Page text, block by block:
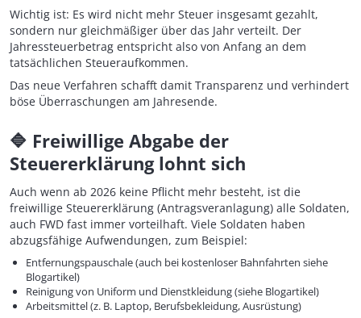
Wichtig ist: Es wird nicht mehr Steuer insgesamt gezahlt,
sondern nur gleichmäßiger über das Jahr verteilt. Der
Jahressteuerbetrag entspricht also von Anfang an dem
tatsächlichen Steueraufkommen.
Das neue Verfahren schafft damit Transparenz und verhindert
böse Überraschungen am Jahresende.
🔷 Freiwillige Abgabe der
Steuererklärung lohnt sich
Auch wenn ab 2026 keine Pflicht mehr besteht, ist die
freiwillige Steuererklärung (Antragsveranlagung) alle Soldaten,
auch FWD fast immer vorteilhaft. Viele Soldaten haben
abzugsfähige Aufwendungen, zum Beispiel:
Entfernungspauschale (auch bei kostenloser Bahnfahrten siehe
Blogartikel)
Reinigung von Uniform und Dienstkleidung (siehe Blogartikel)
Arbeitsmittel (z. B. Laptop, Berufsbekleidung, Ausrüstung)